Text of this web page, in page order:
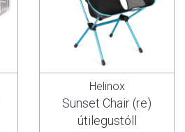
Helinox
Sunset Chair (re)
útilegustóll